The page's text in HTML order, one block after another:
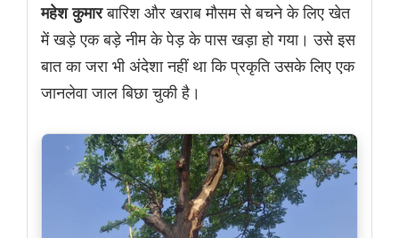
महेश कुमारबारिश और खराब मौसम से बचने के लिए खेत
में खड़े एक बड़े नीम के पेड़ के पास खड़ा हो गया। उसे इस
बात का जरा भी अंदेशा नहीं था कि प्रकृति उसके लिए एक
जानलेवा जाल बिछा चुकी है।